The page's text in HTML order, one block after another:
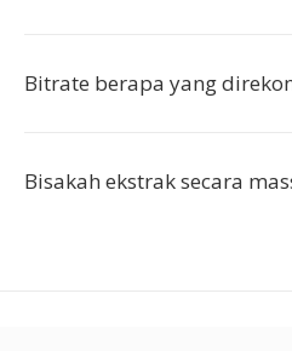
Bitrate berapa yang
Bisakah ekstrak secara